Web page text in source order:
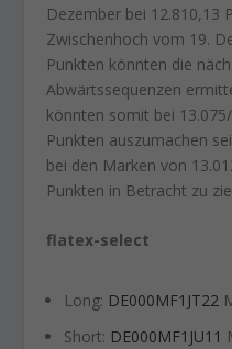
Dezember bei 12.810,13
Zwischenhoch vom 19.
Punkten könnten die
Abwärtssequenzen
könnten somit bei
Punkten auszumachen
bei den Marken von
Punkten in Betracht zu
flatex-select
Long: DE000MF1JT22
Short: DE000MF1JU11